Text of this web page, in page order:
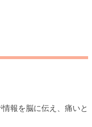
報を脳に伝え、痛いと